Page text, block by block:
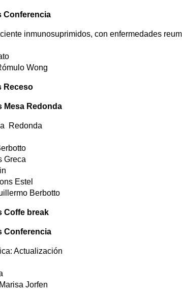
Conferencia
inmunosuprimidos, con enfermedades
Wong
Receso
Mesa Redonda
Redonda
Greca
Estel
Berbotto
Coffe break
Conferencia
Actualización
Jorfen